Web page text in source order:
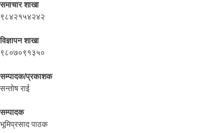
समाचार शाखा
९८४२१५४२४२
विज्ञापन शाखा
९८०७०९१३५०
सम्पादक/प्रकाशक
सन्तोष राई
सम्पादक
भूमिप्रसाद पाठक